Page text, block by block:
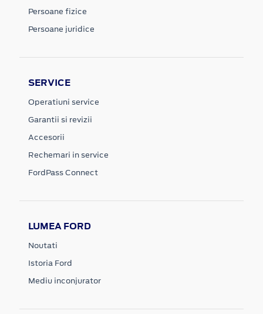
Persoane fizice
Persoane juridice
SERVICE
Operatiuni service
Garantii si revizii
Accesorii
Rechemari in service
FordPass Connect
LUMEA FORD
Noutati
Istoria Ford
Mediu inconjurator